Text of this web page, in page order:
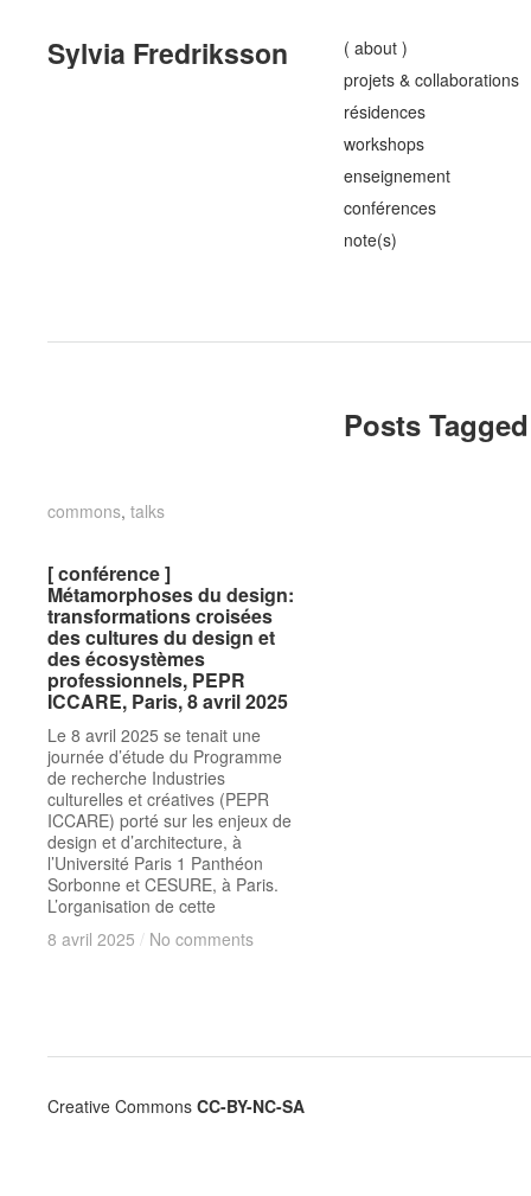
Sylvia Fredriksson
( about )
projets & collaborations
résidences
workshops
enseignement
conférences
note(s)
Posts
commons, talks
[ conférence ]
Métamorphoses du design:
transformations croisées
des cultures du design et
des écosystèmes
professionnels, PEPR
ICCARE, Paris, 8 avril 2025
Le 8 avril 2025 se tenait une
journée d’étude du Programme
de recherche Industries
culturelles et créatives (PEPR
ICCARE) porté sur les enjeux de
design et d’architecture, à
l’Université Paris 1 Panthéon
Sorbonne et CESURE, à Paris.
L’organisation de cette
8 avril 2025 / No comments
commons talks
[ conférence ]
Métamorphoses du design:
transformations croisées
des cultures du design et
des écosystèmes
professionnels, PEPR
ICCARE, Paris, 8 avril 2025
8 avril 2025 / No comments
Creative Commons CC-BY-NC-SA